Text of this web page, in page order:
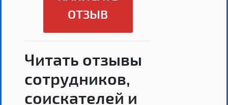
ОТЗЫВ
Читать отзывы
сотрудников,
соискателей и